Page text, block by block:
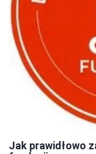
Jak prawidłowo